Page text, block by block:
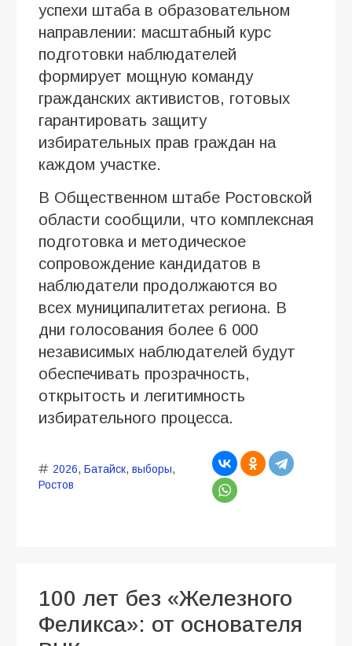
успехи штаба в образовательном
направлении: масштабный курс
подготовки наблюдателей
формирует мощную команду
гражданских активистов, готовых
гарантировать защиту
избирательных прав граждан на
каждом участке.
В Общественном штабе Ростовской
области сообщили, что комплексная
подготовка и методическое
сопровождение кандидатов в
наблюдатели продолжаются во
всех муниципалитетах региона. В
дни голосования более 6 000
независимых наблюдателей будут
обеспечивать прозрачность,
открытость и легитимность
избирательного процесса.
2026, Батайск, выборы,
Ростов
100 лет без «Железного
Феликса»: от основателя